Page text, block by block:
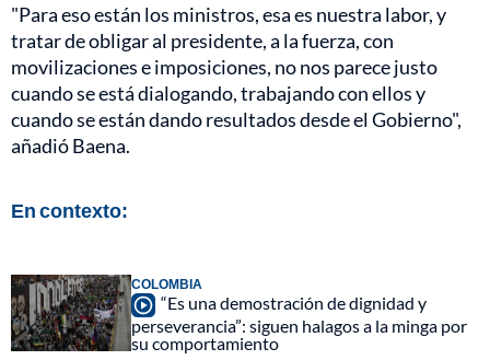
"Para eso están los ministros, esa es nuestra labor, y
tratar de obligar al presidente, a la fuerza, con
movilizaciones e imposiciones, no nos parece justo
cuando se está dialogando, trabajando con ellos y
cuando se están dando resultados desde el Gobierno",
añadió Baena.
En contexto:
COLOMBIA
“Es una demostración de dignidad y
perseverancia”: siguen halagos a la minga por
su comportamiento